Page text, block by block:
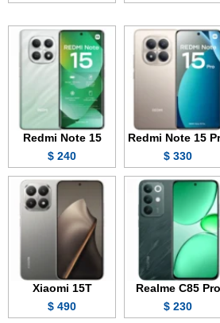
Redmi Note 15
330 $
Redmi Note 15
240 $
Realme C85 Pro
230 $
Xiaomi 15T
490 $